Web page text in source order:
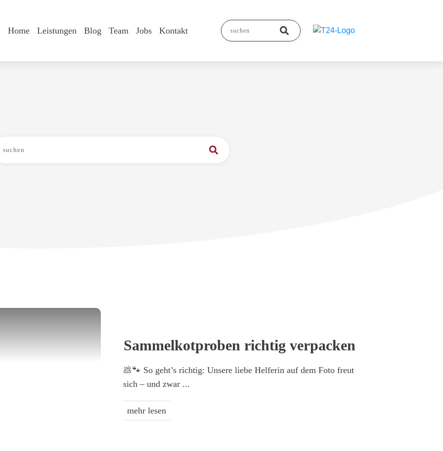
Home Leistungen Blog Team Jobs Kontakt
Sammelkotproben richtig verpacken
💩🐾 So geht’s richtig: Unsere liebe Helferin auf dem Foto freut
sich – und zwar ...
mehr lesen